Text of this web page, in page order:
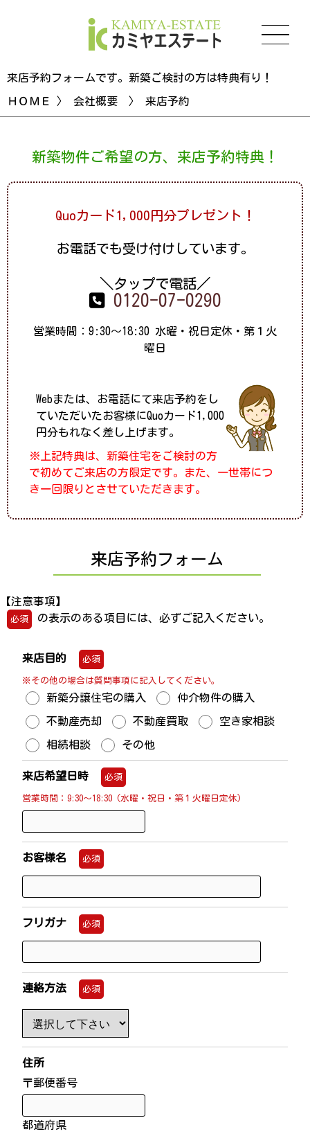
来店予約フォームです。新築ご検討の方は特典有り！
ＨＯＭＥ 〉 会社概要 〉 来店予約
新築物件ご希望の方、来店予約特典！
Quoカード1,000円分プレゼント！
お電話でも受け付けしています。
＼タップで電話／
0120-07-0290
営業時間：9:30～18:30 水曜・祝日定休・第１火
曜日
Webまたは、お電話にて来店予約をし
ていただいたお客様にQuoカード1,000
円分もれなく差し上げます。
※上記特典は、新築住宅をご検討の方
で初めてご来店の方限定です。また、一世帯につ
き一回限りとさせていただきます。
来店予約フォーム
【注意事項】
必須 の表示のある項目には、必ずご記入ください。
来店目的 必須
※その他の場合は質問事項に記入してください。
新築分譲住宅の購入 仲介物件の購入
不動産売却 不動産買取 空き家相談
相続相談 その他
来店希望日時 必須
営業時間：9:30～18:30 (水曜・祝日・第１火曜日定休)
お客様名 必須
フリガナ 必須
連絡方法 必須
住所
〒郵便番号
都道府県